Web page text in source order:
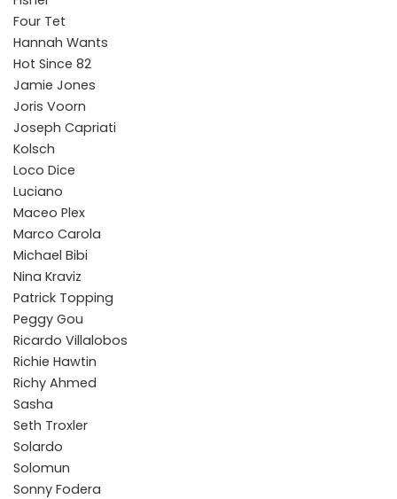
Four Tet
Hannah Wants
Hot Since 82
Jamie Jones
Joris Voorn
Joseph Capriati
Kolsch
Loco Dice
Luciano
Maceo Plex
Marco Carola
Michael Bibi
Nina Kraviz
Patrick Topping
Peggy Gou
Ricardo Villalobos
Richie Hawtin
Richy Ahmed
Sasha
Seth Troxler
Solardo
Solomun
Sonny Fodera